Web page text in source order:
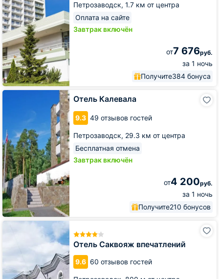
Петрозаводск, 1.7 км от центра
Оплата на сайте
Завтрак включён
от7 676руб.
за 1 ночь
Получите384 бонуса
Отель Калевала
9.3 49 отзывов гостей
Петрозаводск, 29.3 км от центра
Бесплатная отмена
Завтрак включён
от4 200руб.
за 1 ночь
Получите210 бонусов
Отель
Отель Саквояж впечатлений
9.6 60 отзывов гостей
Саквояж